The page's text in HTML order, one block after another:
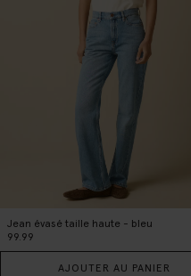
Jean évasé taille haute - bleu
99.99
AJOUTER AU PANIER